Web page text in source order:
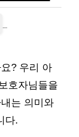
? 우리 아
호자님들을
는 의미와
다.